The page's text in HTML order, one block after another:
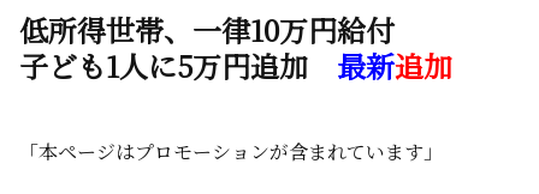
低所得世帯、一律10万円給付
子ども1人に5万円追加 最新追加
「本ページはプロモーションが含まれています」